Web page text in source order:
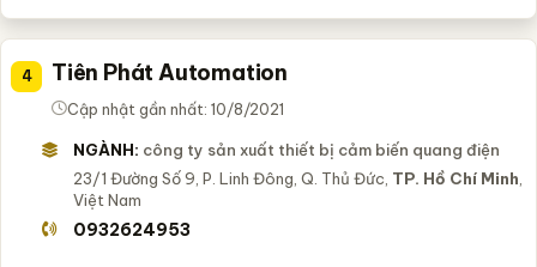
4 Tiên Phát Automation
Cập nhật gần nhất: 10/8/2021
NGÀNH: công ty sản xuất thiết bị cảm biến quang điện
23/1 Đường Số 9, P. Linh Đông, Q. Thủ Đức, TP. Hồ Chí Minh
Việt Nam
0932624953